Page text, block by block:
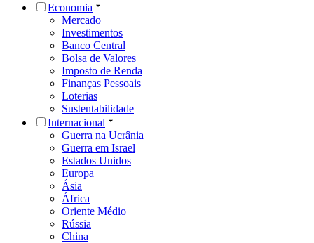
Economia
Mercado
Investimentos
Banco Central
Bolsa de Valores
Imposto de Renda
Finanças Pessoais
Loterias
Sustentabilidade
Internacional
Guerra na Ucrânia
Guerra em Israel
Estados Unidos
Europa
Ásia
África
Oriente Médio
Rússia
China